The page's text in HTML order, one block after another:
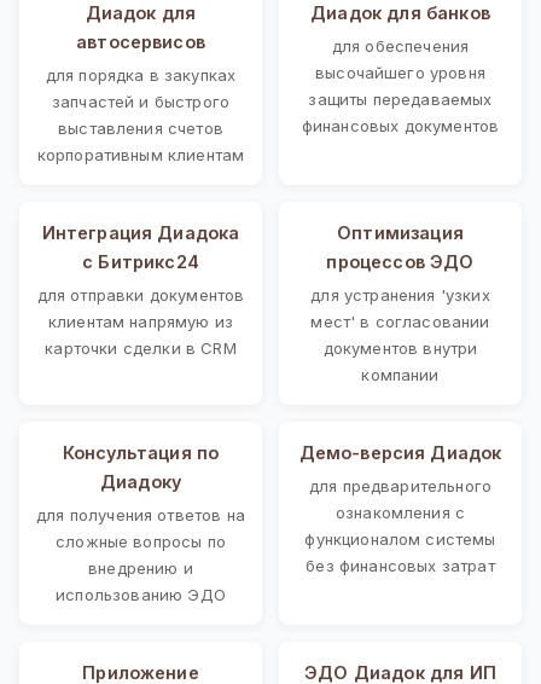
Диадок для
автосервисов
для порядка в закупках
запчастей и быстрого
выставления счетов
корпоративным клиентам
Диадок для банков
для обеспечения
высочайшего уровня
защиты передаваемых
финансовых документов
Интеграция Диадока
с Битрикс24
для отправки документов
клиентам напрямую из
карточки сделки в CRM
Оптимизация
процессов ЭДО
для устранения 'узких
мест' в согласовании
документов внутри
компании
Консультация по
Диадоку
для получения ответов на
сложные вопросы по
внедрению и
использованию ЭДО
Демо-версия Диадок
для предварительного
ознакомления с
функционалом системы
без финансовых затрат
Приложение
ЭДО Диадок для ИП